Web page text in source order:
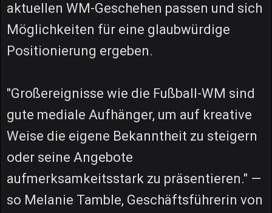
aktuellen WM-Geschehen passen und sich
Möglichkeiten für eine glaubwürdige
Positionierung ergeben.
"Großereignisse wie die Fußball-WM sind
gute mediale Aufhänger, um auf kreative
Weise die eigene Bekanntheit zu steigern
oder seine Angebote
aufmerksamkeitsstark zu präsentieren." —
so Melanie Tamble, Geschäftsführerin von